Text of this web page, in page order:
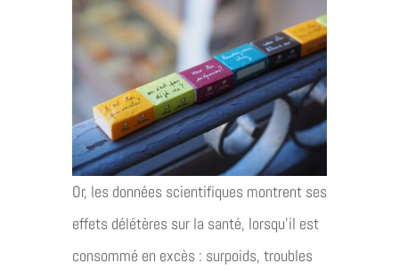
Or, les données scientifiques montrent ses
effets délétères sur la santé, lorsqu’il est
consommé en excès : surpoids, troubles